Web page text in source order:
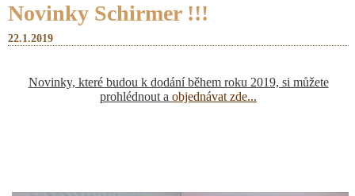
Novinky Schirmer !!!
22.1.2019
Novinky, které budou k dodání během roku 2019, si můžete
prohlédnout aobjednávat zde...